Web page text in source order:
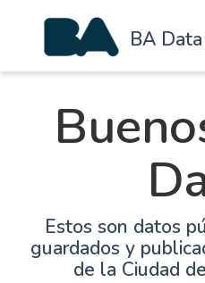
BA Data
Estos son datos
guardados y
de la Ciudad